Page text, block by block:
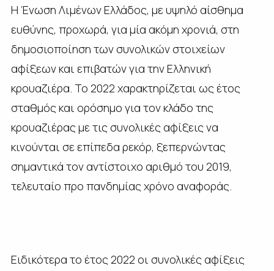
Η Ένωση Λιμένων Ελλάδος, με υψηλό αίσθημα
ευθύνης, προχωρά, για μία ακόμη χρονιά, στη
δημοσιοποίηση των συνολικών στοιχείων
αφίξεων και επιβατών για την Ελληνική
κρουαζιέρα. Το 2022 χαρακτηρίζεται ως έτος
σταθμός και ορόσημο για τον κλάδο της
κρουαζιέρας με τις συνολικές αφίξεις να
κινούνται σε επίπεδα ρεκόρ, ξεπερνώντας
σημαντικά τον αντίστοιχο αριθμό του 2019,
τελευταίο προ πανδημίας χρόνο αναφοράς.
Ειδικότερα το έτος 2022 οι συνολικές αφίξεις